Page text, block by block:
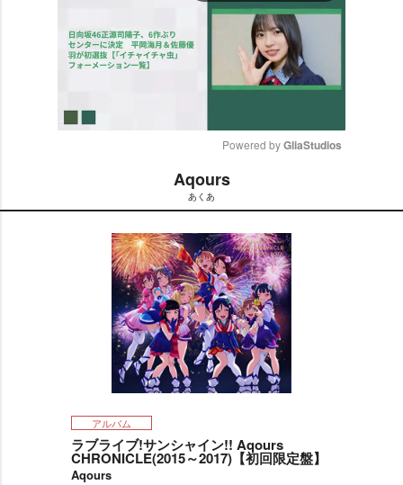
t
e
Powered by GliaStudios
Aqours
あくあ
アルバム
ラブライブ!サンシャイン!! Aqours
CHRONICLE(2015～2017)【初回限定盤】
Aqours